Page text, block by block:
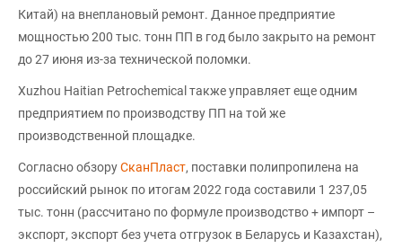
Китай) на внеплановый ремонт. Данное предприятие
мощностью 200 тыс. тонн ПП в год было закрыто на ремонт
до 27 июня из-за технической поломки.
Xuzhou Haitian Petrochemical также управляет еще одним
предприятием по производству ПП на той же
производственной площадке.
Согласно обзоруСканПласт, поставки полипропилена на
российский рынок по итогам 2022 года составили 1 237,05
тыс. тонн (рассчитано по формуле производство + импорт –
экспорт, экспорт без учета отгрузок в Беларусь и Казахстан),